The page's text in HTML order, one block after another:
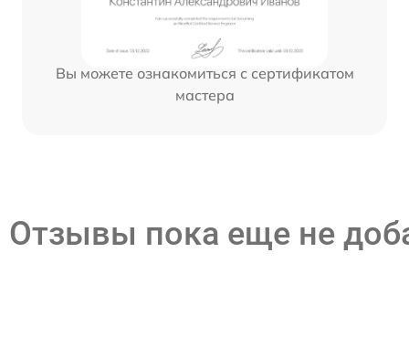
Вы можете ознакомиться с сертификатом
мастера
Отзывы пока еще не